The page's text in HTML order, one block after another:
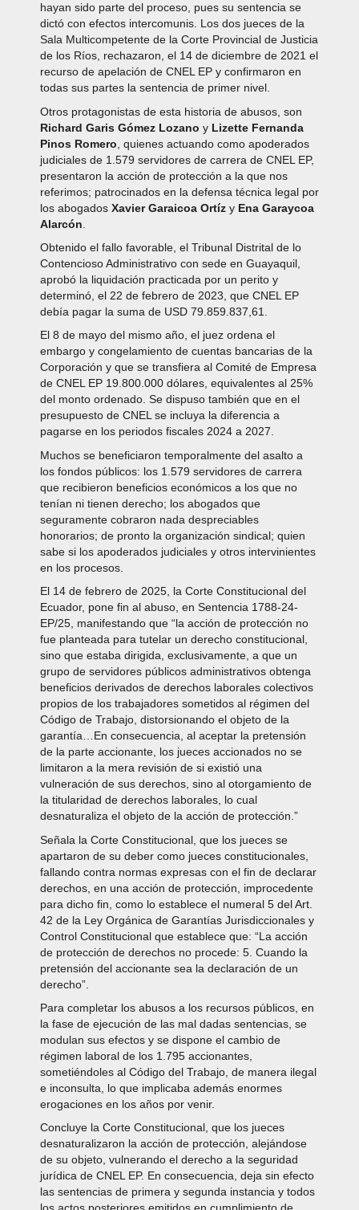
hayan sido parte del proceso, pues su sentencia se
dictó con efectos intercomunis. Los dos jueces de la
Sala Multicompetente de la Corte Provincial de Justicia
de los Ríos, rechazaron, el 14 de diciembre de 2021 el
recurso de apelación de CNEL EP y confirmaron en
todas sus partes la sentencia de primer nivel.
Otros protagonistas de esta historia de abusos, son
Richard Garis Gómez Lozano y Lizette Fernanda
Pinos Romero , quienes actuando como apoderados
judiciales de 1.579 servidores de carrera de CNEL EP,
presentaron la acción de protección a la que nos
referimos; patrocinados en la defensa técnica legal por
los abogados Xavier Garaicoa Ortíz y Ena Garaycoa
Alarcón
Obtenido el fallo favorable, el Tribunal Distrital de lo
Contencioso Administrativo con sede en Guayaquil,
aprobó la liquidación practicada por un perito y
determinó, el 22 de febrero de 2023, que CNEL EP
debía pagar la suma de USD 79.859.837,61.
El 8 de mayo del mismo año, el juez ordena el
embargo y congelamiento de cuentas bancarias de la
Corporación y que se transfiera al Comité de Empresa
de CNEL EP 19.800.000 dólares, equivalentes al 25%
del monto ordenado. Se dispuso también que en el
presupuesto de CNEL se incluya la diferencia a
pagarse en los periodos fiscales 2024 a 2027.
Muchos se beneficiaron temporalmente del asalto a
los fondos públicos: los 1.579 servidores de carrera
que recibieron beneficios económicos a los que no
tenían ni tienen derecho; los abogados que
seguramente cobraron nada despreciables
honorarios; de pronto la organización sindical; quien
sabe si los apoderados judiciales y otros intervinientes
en los procesos.
El 14 de febrero de 2025, la Corte Constitucional del
Ecuador, pone fin al abuso, en Sentencia 1788-24-
EP/25, manifestando que “la acción de protección no
fue planteada para tutelar un derecho constitucional,
sino que estaba dirigida, exclusivamente, a que un
grupo de servidores públicos administrativos obtenga
beneficios derivados de derechos laborales colectivos
propios de los trabajadores sometidos al régimen del
Código de Trabajo, distorsionando el objeto de la
garantía…En consecuencia, al aceptar la pretensión
de la parte accionante, los jueces accionados no se
limitaron a la mera revisión de si existió una
vulneración de sus derechos, sino al otorgamiento de
la titularidad de derechos laborales, lo cual
desnaturaliza el objeto de la acción de protección.”
Señala la Corte Constitucional, que los jueces se
apartaron de su deber como jueces constitucionales,
fallando contra normas expresas con el fin de declarar
derechos, en una acción de protección, improcedente
para dicho fin, como lo establece el numeral 5 del Art.
42 de la Ley Orgánica de Garantías Jurisdiccionales y
Control Constitucional que establece que: “La acción
de protección de derechos no procede: 5. Cuando la
pretensión del accionante sea la declaración de un
derecho”.
Para completar los abusos a los recursos públicos, en
la fase de ejecución de las mal dadas sentencias, se
modulan sus efectos y se dispone el cambio de
régimen laboral de los 1.795 accionantes,
sometiéndoles al Código del Trabajo, de manera ilegal
e inconsulta, lo que implicaba además enormes
erogaciones en los años por venir.
Concluye la Corte Constitucional, que los jueces
desnaturalizaron la acción de protección, alejándose
de su objeto, vulnerando el derecho a la seguridad
jurídica de CNEL EP. En consecuencia, deja sin efecto
las sentencias de primera y segunda instancia y todos